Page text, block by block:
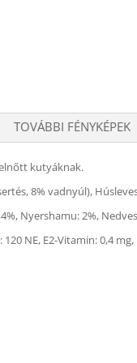
TOVÁBBI FÉNYKÉPEK
kutyáknak.
8% vadnyúl),
Nyershamu: 2%,
NE, E2-Vitamin: 0,4